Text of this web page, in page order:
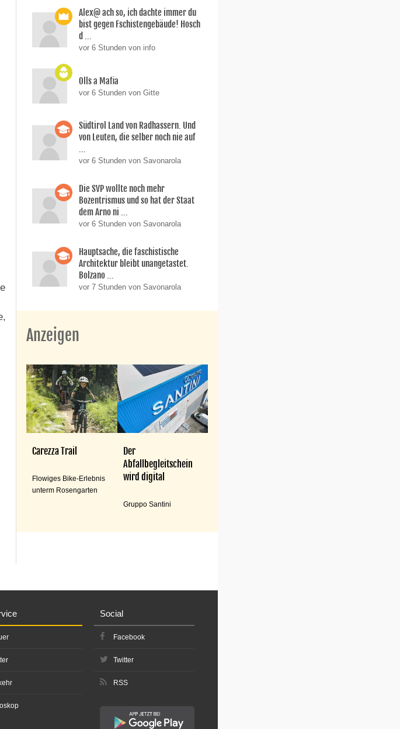
Alex@ ach so, ich dachte immer du
bist gegen Fschistengebäude! Hosch
d ...
vor 6 Stunden von info
Olls a Mafia
vor 6 Stunden von Gitte
Südtirol Land von Radhassern. Und
von Leuten, die selber noch nie auf
...
vor 6 Stunden von Savonarola
Die SVP wollte noch mehr
Bozentrismus und so hat der Staat
dem Arno ni ...
vor 6 Stunden von Savonarola
Hauptsache, die faschistische
Architektur bleibt unangetastet.
Bolzano ...
vor 7 Stunden von Savonarola
Anzeigen
Carezza Trail
Flowiges Bike-Erlebnis
unterm Rosengarten
Der
Abfallbegleitschein
wird digital
Gruppo Santini
Social
Facebook
Twitter
RSS